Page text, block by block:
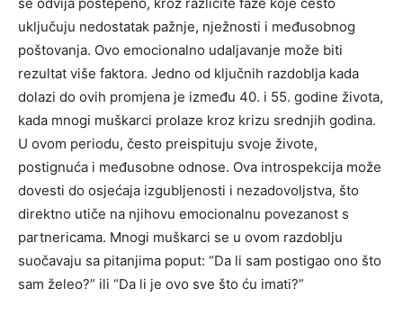
uključuju nedostatak pažnje, nježnosti i međusobnog
poštovanja. Ovo emocionalno udaljavanje može biti
rezultat više faktora. Jedno od ključnih razdoblja kada
dolazi do ovih promjena je između 40. i 55. godine života,
kada mnogi muškarci prolaze kroz krizu srednjih godina.
U ovom periodu, često preispituju svoje živote,
postignuća i međusobne odnose. Ova introspekcija može
dovesti do osjećaja izgubljenosti i nezadovoljstva, što
direktno utiče na njihovu emocionalnu povezanost s
partnericama. Mnogi muškarci se u ovom razdoblju
suočavaju sa pitanjima poput: “Da li sam postigao ono što
sam želeo?” ili “Da li je ovo sve što ću imati?”